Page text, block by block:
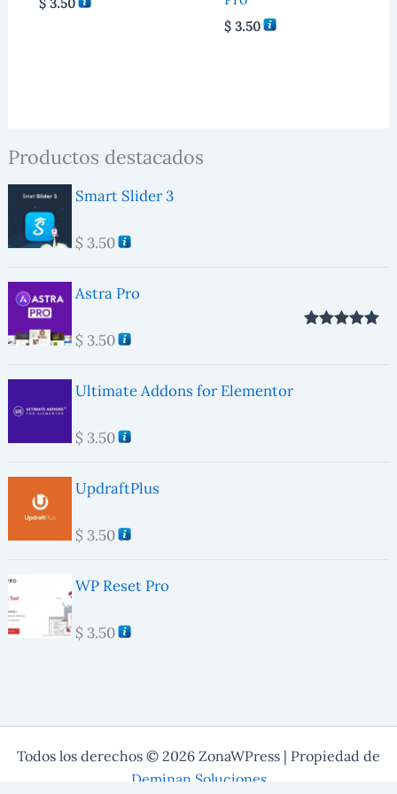
$3.50
$ 3.50
Productos destacados
Smart Slider 3
$3.50
Astra Pro
$3.50
Ultimate Addons for Elementor
$3.50
UpdraftPlus
$3.50
WP Reset Pro
$3.50
Todos los derechos © 2026 ZonaWPress | Propiedad de
Deminan Soluciones